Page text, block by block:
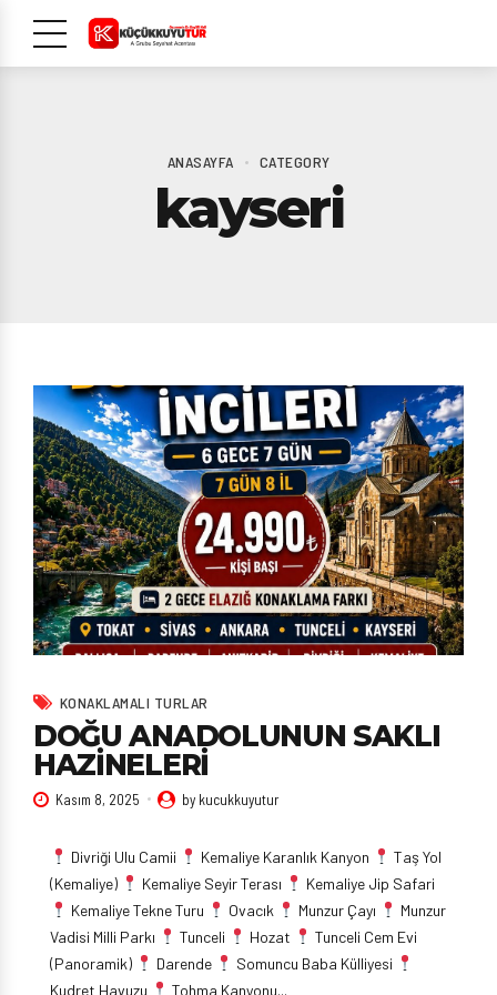
ANASAYFA CATEGORY
kayseri
KONAKLAMALI TURLAR
DOĞU ANADOLUNUN SAKLI
HAZİNELERİ
Kasım 8, 2025 by kucukkuyutur
Divriği Ulu Camii Kemaliye Karanlık Kanyon
Taş Yol
(Kemaliye)
Kemaliye Seyir Terası
Kemaliye Jip Safari
Kemaliye Tekne Turu
Ovacık Munzur Çayı
Munzur
Vadisi Milli Parkı
Tunceli Hozat
Tunceli Cem Evi
(Panoramik)
Darende
Somuncu Baba Külliyesi
Kudret Havuzu
Tohma Kanyonu...